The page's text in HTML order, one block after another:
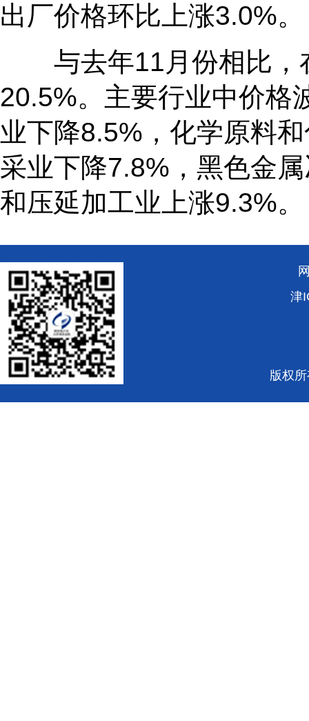
出厂价格环比上涨3.0%。
与去年11月份相比，
20.5%。主要行业中价格
业下降8.5%，化学原料
采业下降7.8%，黑色金
和压延加工业上涨9.3%。
津
版权